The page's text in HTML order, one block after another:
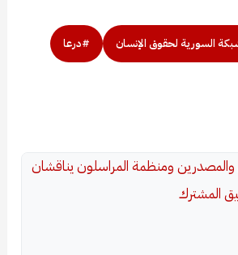
السورية لحقوق الإنسان #درعا